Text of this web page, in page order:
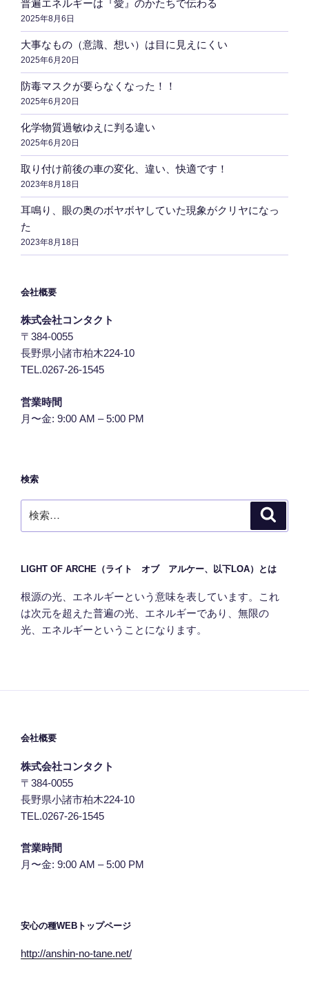
普遍エネルギーは『愛』のかたちで伝わる
2025年8月6日
大事なもの（意識、想い）は目に見えにくい
2025年6月20日
防毒マスクが要らなくなった！！
2025年6月20日
化学物質過敏ゆえに判る違い
2025年6月20日
取り付け前後の車の変化、違い、快適です！
2023年8月18日
耳鳴り、眼の奥のボヤボヤしていた現象がクリヤになっ
た
2023年8月18日
会社概要
株式会社コンタクト
〒384-0055
長野県小諸市柏木224-10
TEL.0267-26-1545
営業時間
月〜金: 9:00 AM – 5:00 PM
検索
索:
LIGHT OF ARCHE（ライト オブ アルケー、以下LOA）とは
根源の光、エネルギーという意味を表しています。これ
は次元を超えた普遍の光、エネルギーであり、無限の
光、エネルギーということになります。
会社概要
株式会社コンタクト
〒384-0055
長野県小諸市柏木224-10
TEL.0267-26-1545
営業時間
月〜金: 9:00 AM – 5:00 PM
安心の種WEBトップページ
http://anshin-no-tane.net/